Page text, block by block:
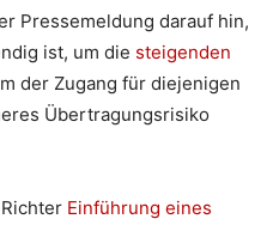
Pressemeldung darauf hin,
ist, um die steigenden
der Zugang für diejenigen
Übertragungsrisiko
Einführung eines